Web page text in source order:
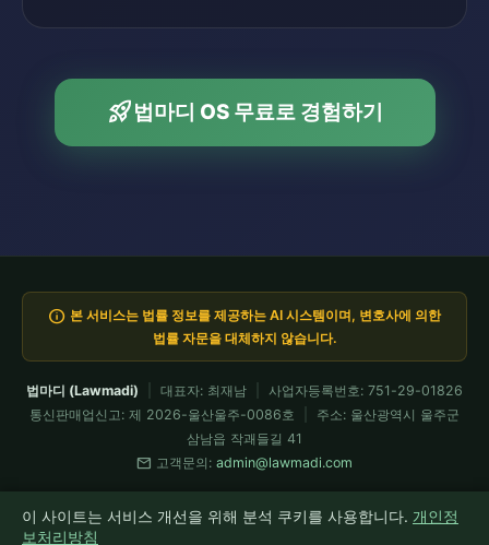
rocket_launch법마디 OS 무료로 경험하기
이 사이트는 서비스 개선을 위해 분석 쿠키를 사용합니다. 개인정
보처리방침
info 본 서비스는 법률 정보를 제공하는 AI 시스템이며, 변호사에 의한
법률 자문을 대체하지 않습니다.
법마디 (Lawmadi) 대표자: 최재남
사업자등록번호: 751-29-01826
통신판매업신고: 제 2026-울산울주-0086호
주소: 울산광역시 울주군
삼남읍 작괘들길 41
mail 고객문의: admin@lawmadi.com
모든 코드는 Claude Fable이 설계·검증 운용 · 현재 Fable 5 가동 중